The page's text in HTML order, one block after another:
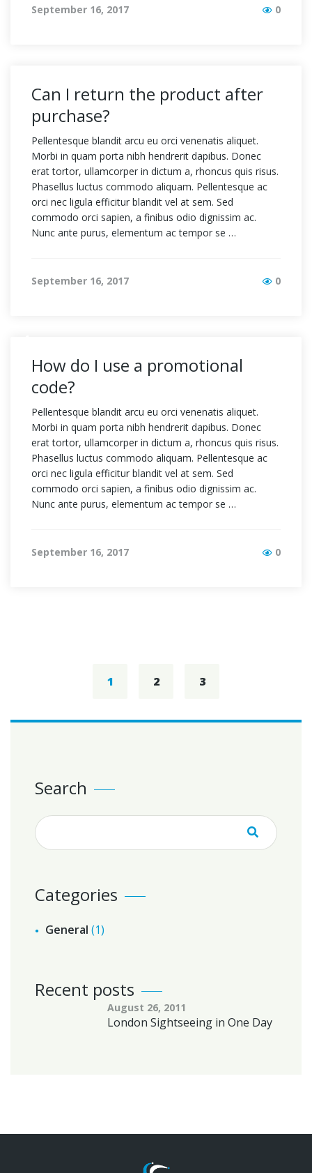
September 16, 2017 0
Can I return the product after
purchase?
Pellentesque blandit arcu eu orci venenatis aliquet.
Morbi in quam porta nibh hendrerit dapibus. Donec
erat tortor, ullamcorper in dictum a, rhoncus quis risus.
Phasellus luctus commodo aliquam. Pellentesque ac
orci nec ligula efficitur blandit vel at sem. Sed
commodo orci sapien, a finibus odio dignissim ac.
Nunc ante purus, elementum ac tempor se …
September 16, 2017 0
How do I use a promotional
code?
Pellentesque blandit arcu eu orci venenatis aliquet.
Morbi in quam porta nibh hendrerit dapibus. Donec
erat tortor, ullamcorper in dictum a, rhoncus quis risus.
Phasellus luctus commodo aliquam. Pellentesque ac
orci nec ligula efficitur blandit vel at sem. Sed
commodo orci sapien, a finibus odio dignissim ac.
Nunc ante purus, elementum ac tempor se …
September 16, 2017 0
1 2 3
Search
Categories
General (1)
Recent posts
August 26, 2011
London Sightseeing in One Day